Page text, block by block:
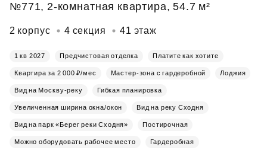
№771, 2-комнатная квартира, 54.7 м²
2 корпус 4 секция 41 этаж
1 кв 2027 Предчистовая отделка Платите как хотите
Квартира за 2 000 ₽/мес Мастер-зона с гардеробной Лоджия
Вид на Москву-реку Гибкая планировка
Увеличенная ширина окна/окон Вид на реку Сходня
Вид на парк «Берег реки Сходня» Постирочная
Можно оборудовать рабочее место Гардеробная